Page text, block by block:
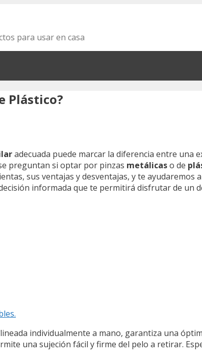
para usar en casa
Plástico?
adecuada puede marcar la diferencia entre una
preguntan si optar por pinzas metálicaso de
sus ventajas y desventajas, y te ayudaremos
informada que te permitirá disfrutar de un
individualmente a mano, garantiza una
una sujeción fácil y firme del pelo a retirar.